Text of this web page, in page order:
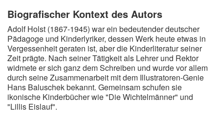
Biografischer Kontext des Autors
Adolf Holst (1867-1945) war ein bedeutender deutscher
Pädagoge und Kinderlyriker, dessen Werk heute etwas in
Vergessenheit geraten ist, aber die Kinderliteratur seiner
Zeit prägte. Nach seiner Tätigkeit als Lehrer und Rektor
widmete er sich ganz dem Schreiben und wurde vor allem
durch seine Zusammenarbeit mit dem Illustratoren-Genie
Hans Baluschek bekannt. Gemeinsam schufen sie
ikonische Kinderbücher wie "Die Wichtelmänner" und
"Lillis Eislauf".